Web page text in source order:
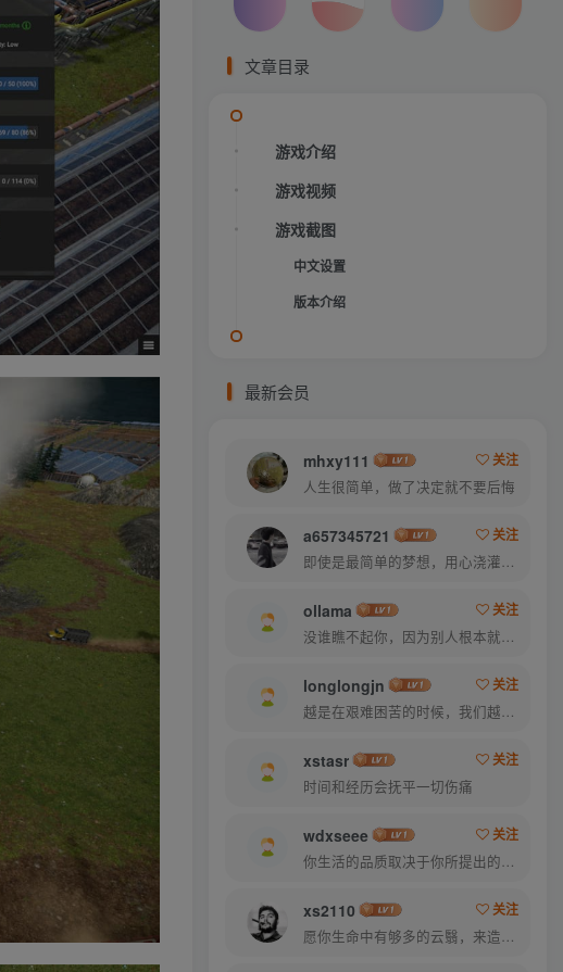
文章目录
游戏介绍
游戏视频
游戏截图
中文设置
版本介绍
最新会员
mhxy111
关注
人生很简单，做了决定就不要后悔
a657345721
关注
即使是最简单的梦想，用心浇灌，也能开出绚烂的花
ollama
关注
没谁瞧不起你，因为别人根本就没瞧你，大家都很忙的
longlongjn
关注
越是在艰难困苦的时候，我们越是要看到希望
xstasr
关注
时间和经历会抚平一切伤痛
wdxseee
关注
你生活的品质取决于你所提出的问题
xs2110
关注
愿你生命中有够多的云翳，来造成一个美丽的黄昏